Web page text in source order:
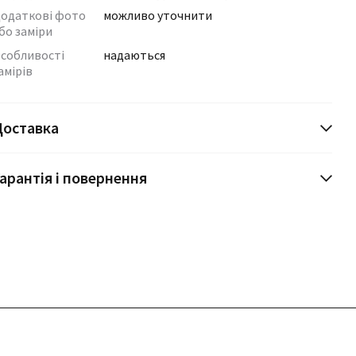
фото
заміри
можливо уточнити
надаються
і повернення